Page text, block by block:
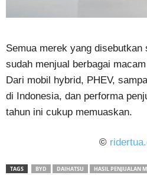
Semua merek yang disebutkan
sudah menjual berbagai
Dari mobil hybrid, PHEV,
di Indonesia, dan performa
tahun ini cukup memuaskan.
©
TAGS BYD DAIHATSU HASIL PENJUALAN